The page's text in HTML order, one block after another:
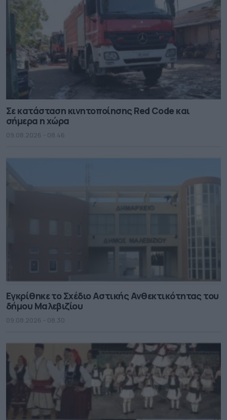
Σε κατάσταση κινητοποίησης Red Code και
σήμερα η χώρα
09.08.2026 - 08.46
Εγκρίθηκε το Σχέδιο Αστικής Ανθεκτικότητας του
δήμου Μαλεβιζίου
09.08.2026 - 08.30